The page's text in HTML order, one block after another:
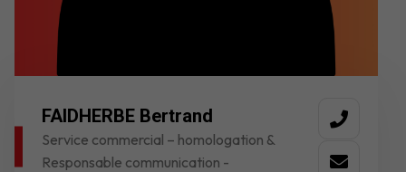
FAIDHERBE Bertrand
Service commercial – homologation &
Responsable communication -